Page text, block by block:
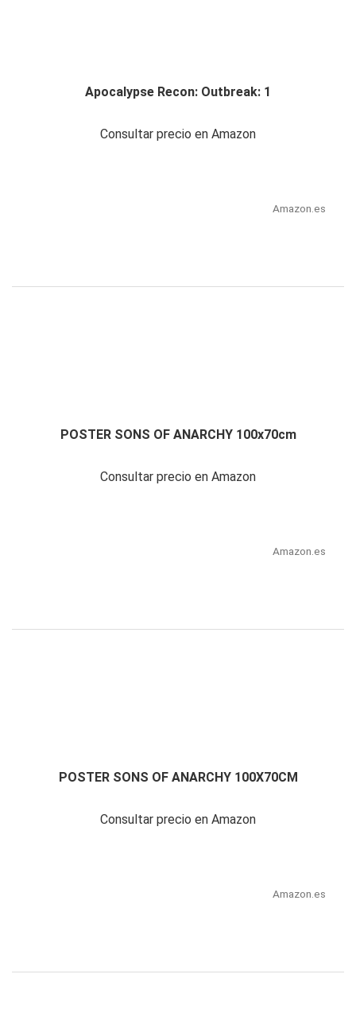
Apocalypse Recon: Outbreak: 1
Consultar precio en Amazon
Amazon.es
POSTER SONS OF ANARCHY 100x70cm
Consultar precio en Amazon
Amazon.es
POSTER SONS OF ANARCHY 100X70CM
Consultar precio en Amazon
Amazon.es